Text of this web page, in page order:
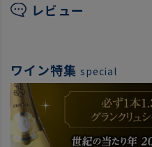
レビュー
ワイン特集 special